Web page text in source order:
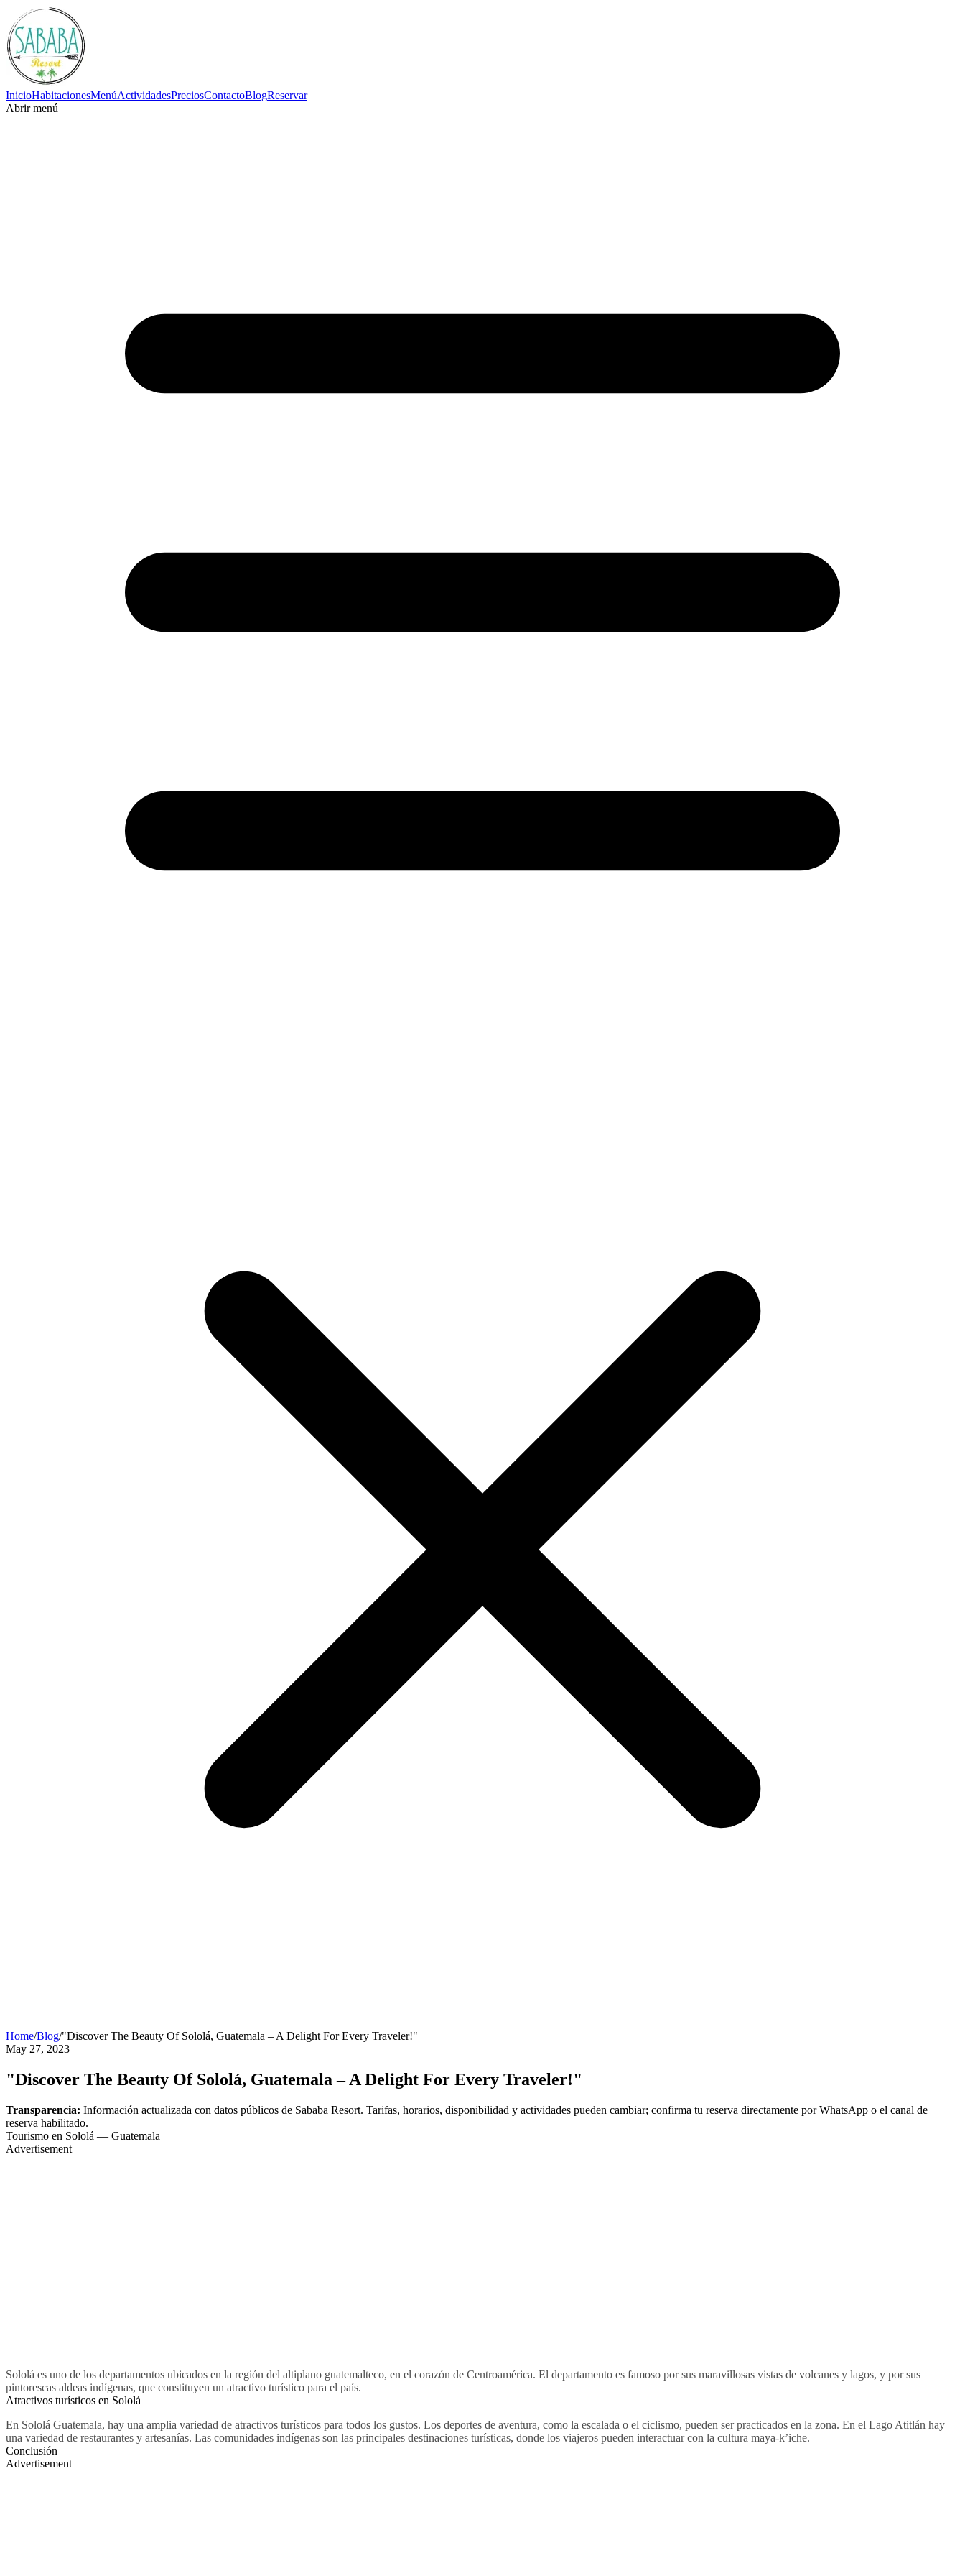
InicioHabitacionesMenúActividadesPreciosContactoBlogReservar
Abrir menú
Home/Blog/"Discover The Beauty Of Sololá, Guatemala – A Delight For Every Traveler!"
May 27, 2023
"Discover The Beauty Of Sololá, Guatemala – A Delight For Every Traveler!"
Transparencia: Información actualizada con datos públicos de Sababa Resort. Tarifas, horarios, disponibilidad y actividades pueden cambiar; confirma tu reserva directamente por WhatsApp o el canal de
reserva habilitado.
Tourismo en Sololá — Guatemala
Advertisement
Sololá es uno de los departamentos ubicados en la región del altiplano guatemalteco, en el corazón de Centroamérica. El departamento es famoso por sus maravillosas vistas de volcanes y lagos, y por sus
pintorescas aldeas indígenas, que constituyen un atractivo turístico para el país.
Atractivos turísticos en Sololá
En Sololá Guatemala, hay una amplia variedad de atractivos turísticos para todos los gustos. Los deportes de aventura, como la escalada o el ciclismo, pueden ser practicados en la zona. En el Lago Atitlán hay
una variedad de restaurantes y artesanías. Las comunidades indígenas son las principales destinaciones turísticas, donde los viajeros pueden interactuar con la cultura maya-k’iche.
Conclusión
Advertisement